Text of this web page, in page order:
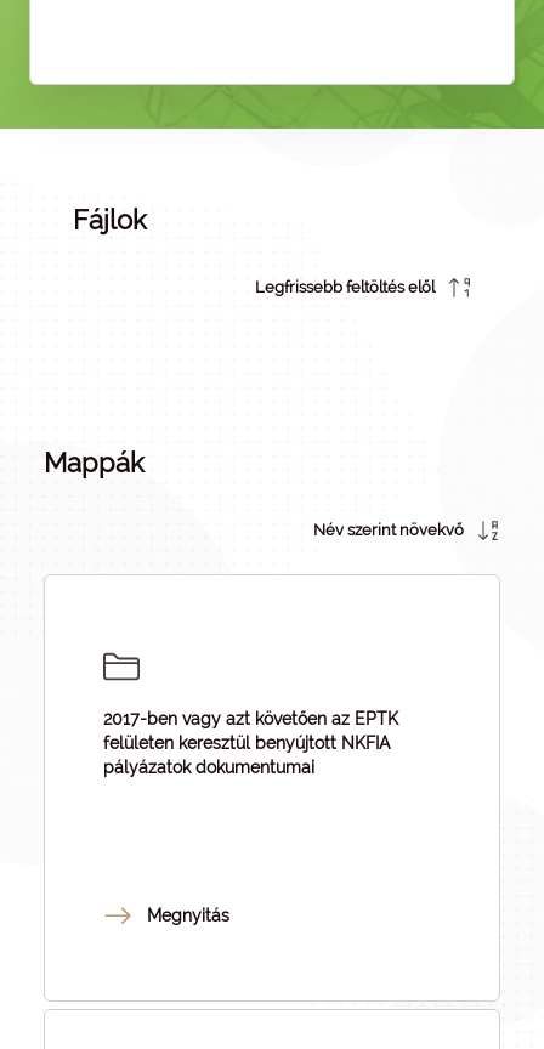
Fájlok
Legfrissebb feltöltés elől
Mappák
Név szerint növekvő
2017-ben vagy azt követően az EPTK
felületen keresztül benyújtott NKFIA
pályázatok dokumentumai
Megnyitás